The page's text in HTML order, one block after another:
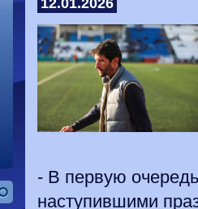
12.01.2026
- В первую
наступившими